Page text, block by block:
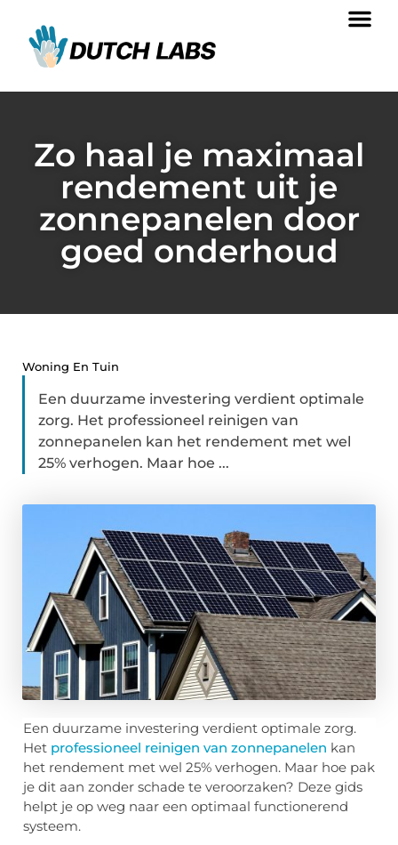
Zo haal je maximaal
rendement uit je
zonnepanelen door
goed onderhoud
Woning En Tuin
Een duurzame investering verdient optimale
zorg. Het professioneel reinigen van
zonnepanelen kan het rendement met wel
25% verhogen. Maar hoe ...
Een duurzame investering verdient optimale zorg.
Het professioneel reinigen van zonnepanelen kan
het rendement met wel 25% verhogen. Maar hoe pak
je dit aan zonder schade te veroorzaken? Deze gids
helpt je op weg naar een optimaal functionerend
systeem.